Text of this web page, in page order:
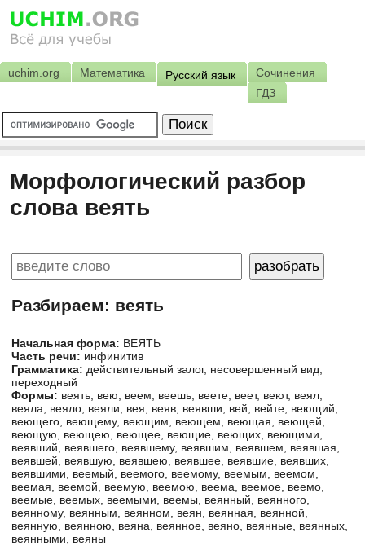
uchim.org Математика Русский язык
Сочинения
ГДЗ
Морфологический разбор
слова веять
Разбираем: веять
Начальная форма: ВЕЯТЬ
Часть речи: инфинитив
Грамматика: действительный залог, несовершенный вид,
переходный
Формы: веять, вею, веем, веешь, веете, веет, веют, веял,
веяла, веяло, веяли, вея, веяв, веявши, вей, вейте, веющий,
веющего, веющему, веющим, веющем, веющая, веющей,
веющую, веющею, веющее, веющие, веющих, веющими,
веявший, веявшего, веявшему, веявшим, веявшем, веявшая,
веявшей, веявшую, веявшею, веявшее, веявшие, веявших,
веявшими, веемый, веемого, веемому, веемым, веемом,
веемая, веемой, веемую, веемою, веема, веемое, веемо,
веемые, веемых, веемыми, веемы, веянный, веянного,
веянному, веянным, веянном, веян, веянная, веянной,
веянную, веянною, веяна, веянное, веяно, веянные, веянных,
веянными, веяны